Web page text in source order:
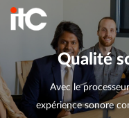
Qualité
Avec le
expérience sonore